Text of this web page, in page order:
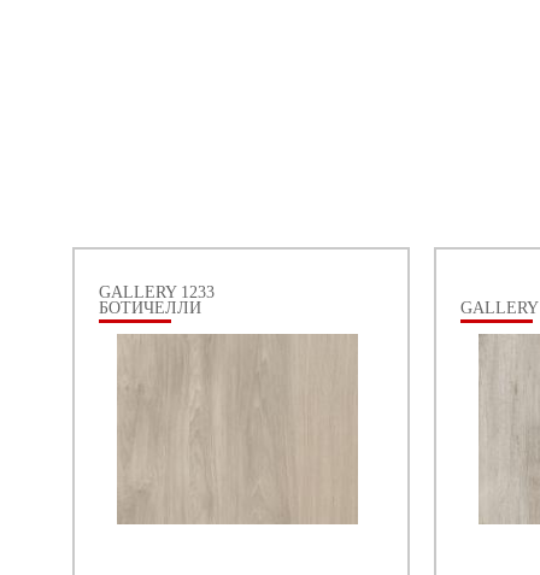
GALLERY 1233
БОТИЧЕЛЛИ